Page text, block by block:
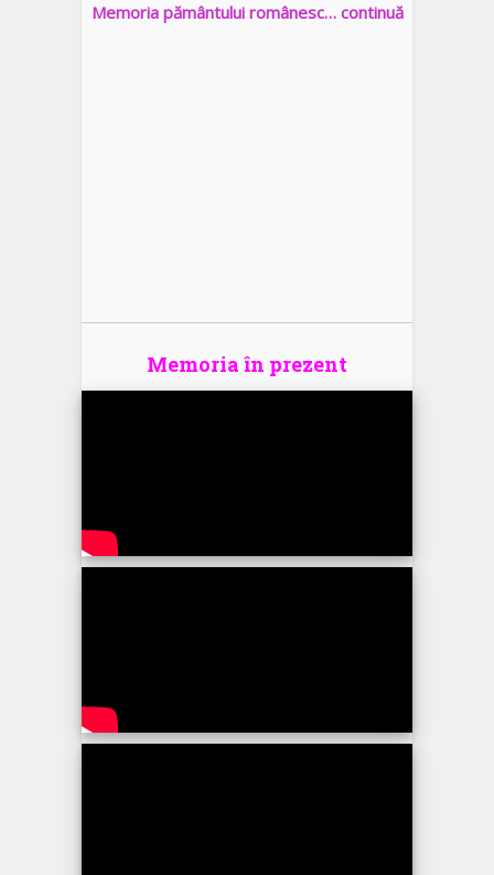
Memoria pământului românesc… continuă
Memoria în prezent